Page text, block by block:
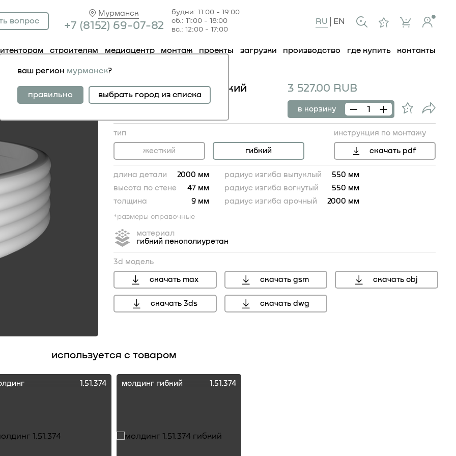
Мурманск
+7 (81 52) 69-07-82
будни: 11:00 - 19:00
сб.: 11:00 - 18:00
вс.: 12:00 - 17:00
вопрос RU EN
строителям медиацентр монтаж проекты загрузки производство где купить контакты
ваш регион мурманск?
правильно выбрать город из списка
1.51.356 гибкий
жесткий аналог:
молдинг 1.51.356
молдинг 1.51.356 гибкий 3 527.00 RUB
в корзину
тип
жесткий гибкий
инструкция по монтажу
скачать pdf
длина детали
2000 мм
высота по стене
47 мм
толщина
9 мм
радиус изгиба выпуклый
550 мм
радиус изгиба вогнутый
550 мм
радиус изгиба арочный
2000 мм
*размеры справочные
материал
гибкий пенополиуретан
3d модель
скачать max скачать gsm скачать obj
скачать 3ds скачать dwg
используется с товаром
1.51.374 молдинг гибкий 1.51.374